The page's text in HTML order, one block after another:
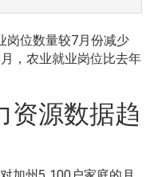
岗位数量较7月份减少
，农业就业岗位比去年
资源数据趋